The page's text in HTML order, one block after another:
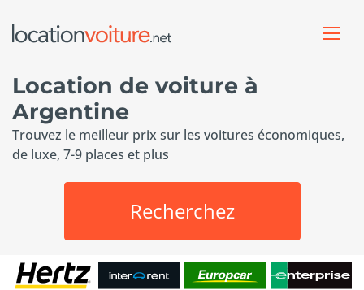
Location de voiture à
Argentine
Trouvez le meilleur prix sur les voitures économiques,
de luxe, 7-9 places et plus
Recherchez